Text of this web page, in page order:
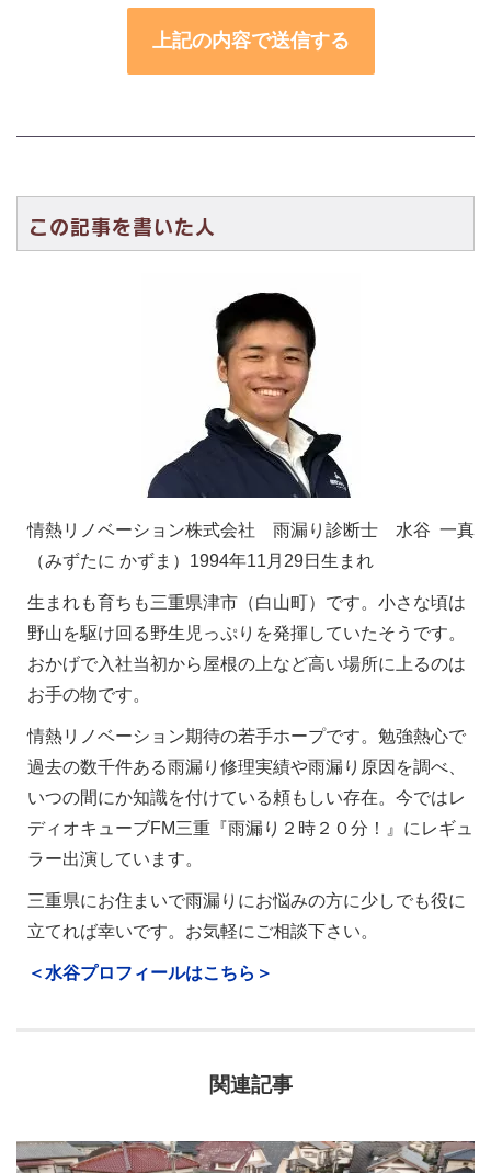
この記事を書いた人
情熱リノベーション株式会社 雨漏り診断士 水谷 一真
（みずたに かずま）1994年11月29日生まれ
生まれも育ちも三重県津市（白山町）です。小さな頃は
野山を駆け回る野生児っぷりを発揮していたそうです。
おかげで入社当初から屋根の上など高い場所に上るのは
お手の物です。
情熱リノベーション期待の若手ホープです。勉強熱心で
過去の数千件ある雨漏り修理実績や雨漏り原因を調べ、
いつの間にか知識を付けている頼もしい存在。今ではレ
ディオキューブFM三重『雨漏り２時２０分！』にレギュ
ラー出演しています。
三重県にお住まいで雨漏りにお悩みの方に少しでも役に
立てれば幸いです。お気軽にご相談下さい。
＜水谷プロフィールはこちら＞
関連記事